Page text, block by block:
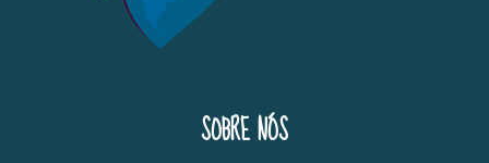
SOBRE NÓS